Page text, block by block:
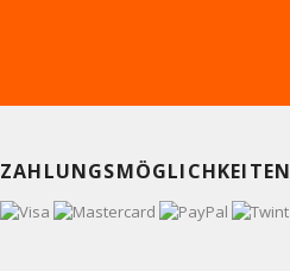
ZAHLUNGSMÖGLICHKEITEN